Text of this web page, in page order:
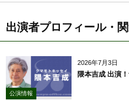
出演者プロフィール・
2026年7月3日
公演情報
隈本吉成 出演